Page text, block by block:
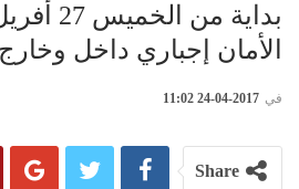
الأمان إجباري داخل
في 2017-04-24 11:02
Share